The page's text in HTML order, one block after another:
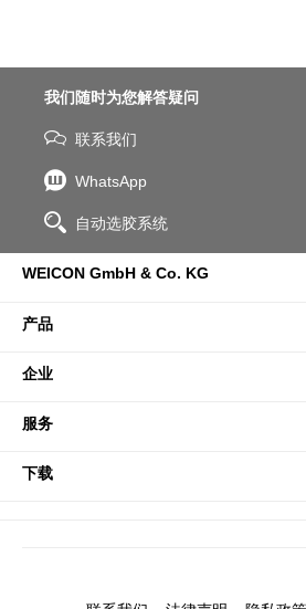
我们随时为您解答疑问
联系我们
WhatsApp
自动选胶系统
WEICON GmbH & Co. KG
产品
企业
服务
下载